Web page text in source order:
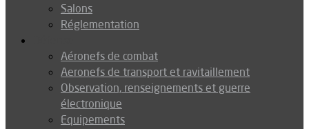
Salons
Réglementation
Aéronefs de combat
Aeronefs de transport et ravitaillement
Observation, renseignements et guerre
électronique
Equipements